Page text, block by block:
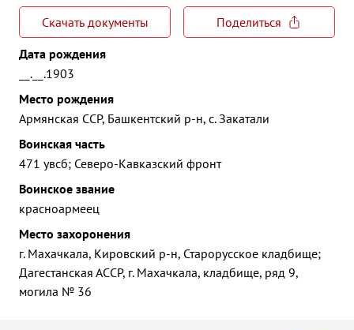
Скачать документы
Поделиться
Дата рождения
__.__.1903
Место рождения
Армянская ССР, Башкентский р-н, с. Закатали
Воинская часть
471 увсб; Северо-Кавказский фронт
Воинское звание
красноармеец
Место захоронения
г. Махачкала, Кировский р-н, Старорусское кладбище;
Дагестанская АССР, г. Махачкала, кладбище, ряд 9,
могила № 36